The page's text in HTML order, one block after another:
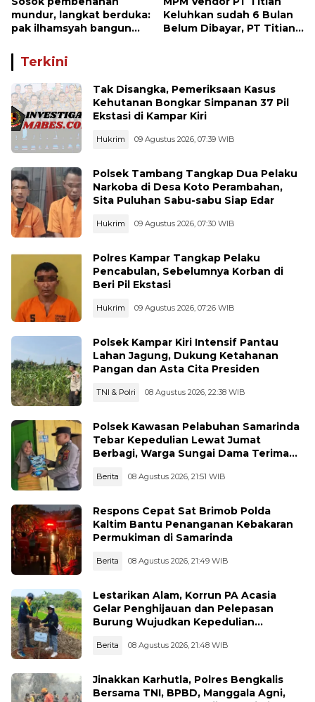
mundur, langkat berduka:
pak ilhamsyah bangun
dunia pendidikan kita
Keluhkan sudah 6 Bulan
Belum Dibayar, PT Titian
Terkini
Tak Disangka, Pemeriksaan Kasus
Kehutanan Bongkar Simpanan 37 Pil
Ekstasi di Kampar Kiri
Hukrim 09 Agustus 2026, 07:39 WIB
Polsek Tambang Tangkap Dua Pelaku
Narkoba di Desa Koto Perambahan,
Sita Puluhan Sabu-sabu Siap Edar
Hukrim 09 Agustus 2026, 07:30 WIB
Polres Kampar Tangkap Pelaku
Pencabulan, Sebelumnya Korban di
Beri Pil Ekstasi
Hukrim 09 Agustus 2026, 07:26 WIB
Polsek Kampar Kiri Intensif Pantau
Lahan Jagung, Dukung Ketahanan
Pangan dan Asta Cita Presiden
TNI & Polri 08 Agustus 2026, 22:38 WIB
Polsek Kawasan Pelabuhan Samarinda
Tebar Kepedulian Lewat Jumat
Berbagi, Warga Sungai Dama Terima
Berita 08 Agustus 2026, 21:51 WIB
Respons Cepat Sat Brimob Polda
Kaltim Bantu Penanganan Kebakaran
Permukiman di Samarinda
Berita 08 Agustus 2026, 21:49 WIB
Lestarikan Alam, Korrun PA Acasia
Gelar Penghijauan dan Pelepasan
Burung Wujudkan Kepedulian
Berita 08 Agustus 2026, 21:48 WIB
Jinakkan Karhutla, Polres Bengkalis
Bersama TNI, BPBD, Manggala Agni,